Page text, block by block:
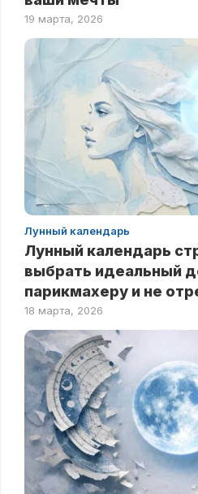
19 марта, 2026
Лунный календарь
Лунный календарь
выбрать идеальный
парикмахеру и не
18 марта, 2026